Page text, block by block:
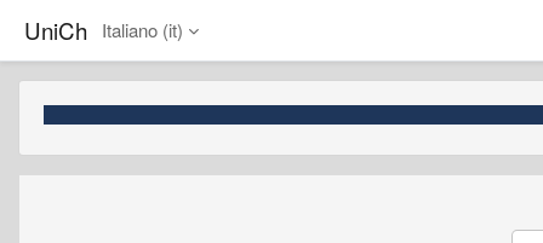
UniCh Italiano ‎(it)‎